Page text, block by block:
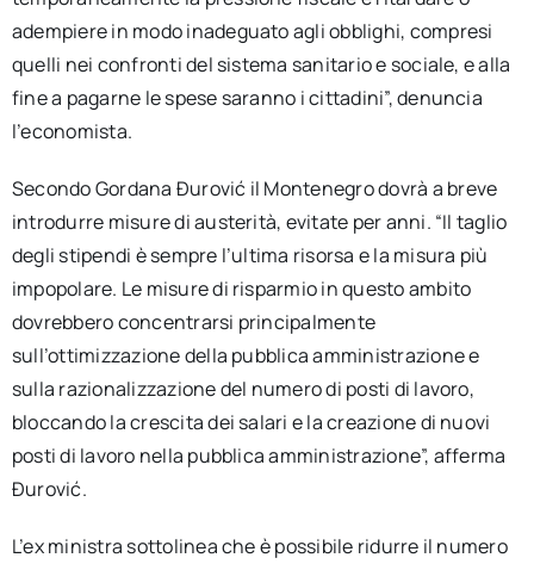
adempiere in modo inadeguato agli obblighi, compresi
quelli nei confronti del sistema sanitario e sociale, e alla
fine a pagarne le spese saranno i cittadini”, denuncia
l’economista.
Secondo Gordana Đurović il Montenegro dovrà a breve
introdurre misure di austerità, evitate per anni. “Il taglio
degli stipendi è sempre l’ultima risorsa e la misura più
impopolare. Le misure di risparmio in questo ambito
dovrebbero concentrarsi principalmente
sull’ottimizzazione della pubblica amministrazione e
sulla razionalizzazione del numero di posti di lavoro,
bloccando la crescita dei salari e la creazione di nuovi
posti di lavoro nella pubblica amministrazione”, afferma
Đurović.
L’ex ministra sottolinea che è possibile ridurre il numero